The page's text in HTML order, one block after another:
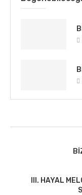
III. HAYAL